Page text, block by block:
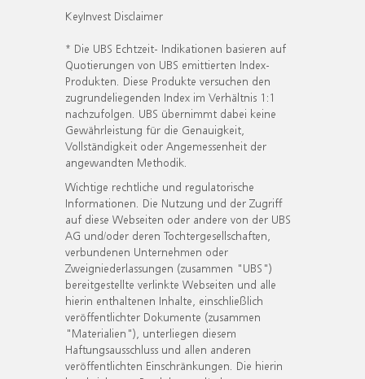
KeyInvest Disclaimer
* Die UBS Echtzeit- Indikationen basieren auf
Quotierungen von UBS emittierten Index-
Produkten. Diese Produkte versuchen den
zugrundeliegenden Index im Verhältnis 1:1
nachzufolgen. UBS übernimmt dabei keine
Gewährleistung für die Genauigkeit,
Vollständigkeit oder Angemessenheit der
angewandten Methodik.
Wichtige rechtliche und regulatorische
Informationen. Die Nutzung und der Zugriff
auf diese Webseiten oder andere von der UBS
AG und/oder deren Tochtergesellschaften,
verbundenen Unternehmen oder
Zweigniederlassungen (zusammen "UBS")
bereitgestellte verlinkte Webseiten und alle
hierin enthaltenen Inhalte, einschließlich
veröffentlichter Dokumente (zusammen
"Materialien"), unterliegen diesem
Haftungsausschluss und allen anderen
veröffentlichten Einschränkungen. Die hierin